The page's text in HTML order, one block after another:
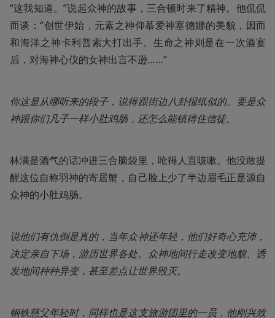
“这我知道。”说起众神的故事，三合顿时来了精神。他侃侃
而谈：“创世伊始，元素之神仰慕爱神塞德娜的美貌，因而
和海洋之神卡利普索大打出手。生命之神则是在一次酒宴
后，对海神心仪的女神出言不逊……”
你这是从哪听来的段子，说得跟街边八卦报纸似的。要是众
神跟你们凡子一样小肚鸡肠，还怎么能镇得住信徒。
林满是酒气的话冲进三合脑袋里，呛得人直咳嗽。他没敢提
醒这位自称羽神的寄居蟹，自己脸上少了半边眉毛正是源自
众神的小肚鸡肠。
说他们有仇倒是真的，当年众神还年轻，他们好奇心充沛，
决定亲自下场，游历世界各处。众神地间行走改变地貌、诱
发地间种种异变，甚至差点让世界毁灭。
钢铁慈父年轻时，同样也是这支旅游团里的一员，他刚兴致